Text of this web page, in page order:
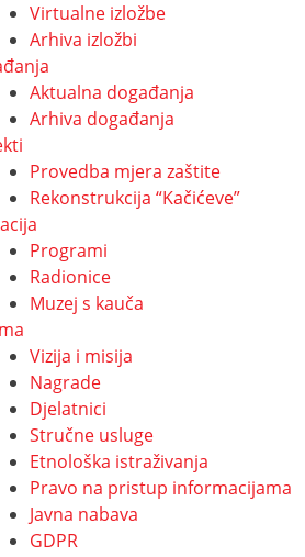
Virtualne izložbe
Arhiva izložbi
Aktualna događanja
Arhiva događanja
Provedba mjera zaštite
Rekonstrukcija “Kačićeve”
Programi
Radionice
Muzej s kauča
Vizija i misija
Nagrade
Djelatnici
Stručne usluge
Etnološka istraživanja
Pravo na pristup informacijama
Javna nabava
GDPR